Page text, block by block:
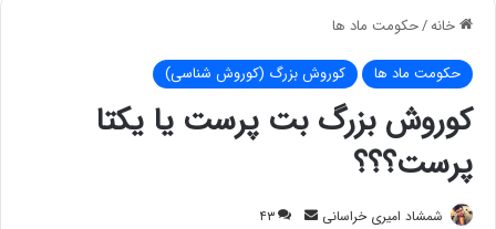
خانه/حکومت ماد ها
حکومت ماد ها کوروش بزرگ (کوروش شناسی)
کوروش بزرگ بت پرست یا یکتا
پرست؟؟؟
شمشاد امیری خراسانی
ارسال۴۳